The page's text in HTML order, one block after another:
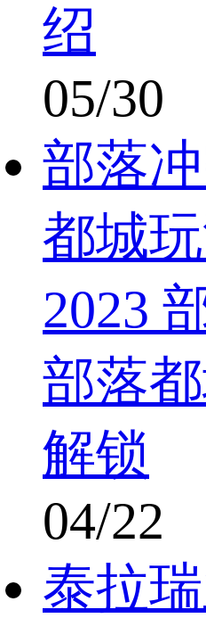
绍
05/30
部落
都城
2023
部落
解锁
04/22
泰拉